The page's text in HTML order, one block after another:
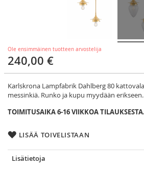
Ole ensimmäinen tuotteen arvostelija
240,00 €
Karlskrona Lampfabrik Dahlberg 80
messinkiä. Runko ja kupu myydään erikseen.
TOIMITUSAIKA 6-16 VIIKKOA TILAUKSESTA.
LISÄÄ TOIVELISTAAN
Lisätietoja